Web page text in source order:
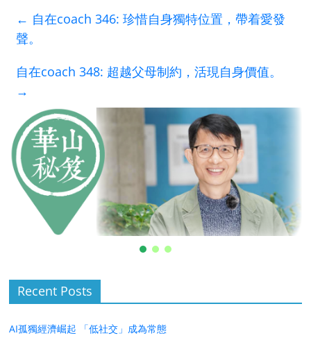
← 自在coach 346: 珍惜自身獨特位置，帶着愛發
聲。
自在coach 348: 超越父母制約，活現自身價值。
→
Recent Posts
AI孤獨經濟崛起 「低社交」成為常態